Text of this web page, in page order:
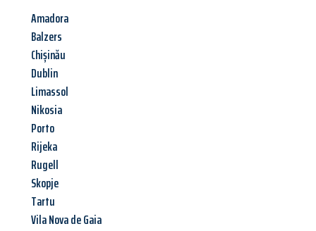
Amadora
Balzers
Chișinău
Dublin
Limassol
Nikosia
Porto
Rijeka
Rugell
Skopje
Tartu
Vila Nova de Gaia